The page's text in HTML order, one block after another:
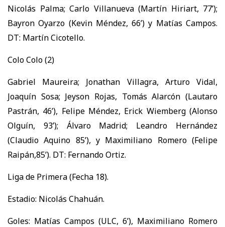
Nicolás Palma; Carlo Villanueva (Martín Hiriart, 77’);
Bayron Oyarzo (Kevin Méndez, 66’) y Matías Campos.
DT: Martín Cicotello.
Colo Colo (2)
Gabriel Maureira; Jonathan Villagra, Arturo Vidal,
Joaquín Sosa; Jeyson Rojas, Tomás Alarcón (Lautaro
Pastrán, 46’), Felipe Méndez, Erick Wiemberg (Alonso
Olguín, 93’); Álvaro Madrid; Leandro Hernández
(Claudio Aquino 85’), y Maximiliano Romero (Felipe
Raipán,85’). DT: Fernando Ortiz.
Liga de Primera (Fecha 18).
Estadio: Nicolás Chahuán.
Goles: Matías Campos (ULC, 6’), Maximiliano Romero